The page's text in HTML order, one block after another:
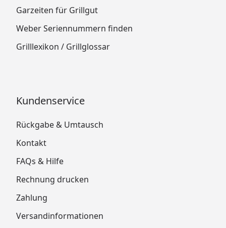
Garzeiten für Grillgut
Weber Seriennummern finden
Grilllexikon / Grillglossar
Kundenservice
Rückgabe & Umtausch
Kontakt
FAQs & Hilfe
Rechnung drucken
Zahlung
Versandinformationen